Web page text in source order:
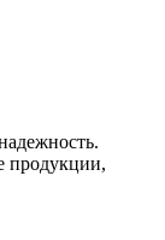
продукции,